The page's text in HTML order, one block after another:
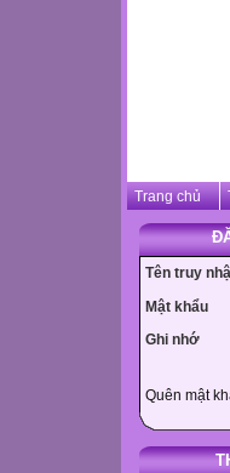
Trang chủ
Tên truy
Mật khẩu
Ghi nhớ
Quên mật